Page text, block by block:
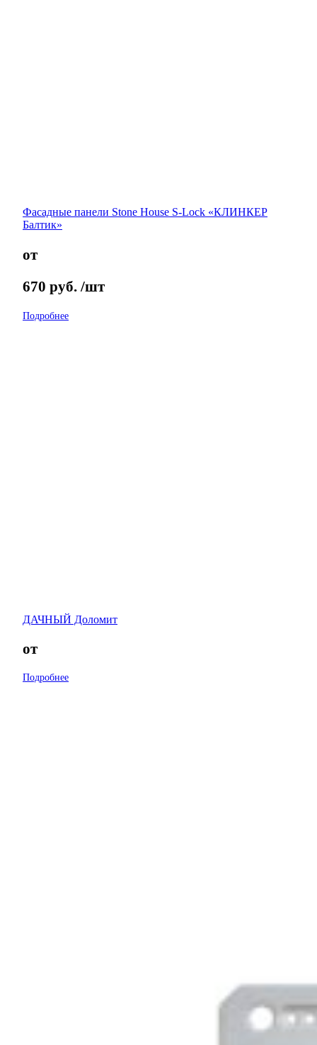
Фасадные панели Stone House S-Lock «КЛИНКЕР
Балтик»
от
670 руб. /шт
Подробнее
ДАЧНЫЙ Доломит
от
Подробнее